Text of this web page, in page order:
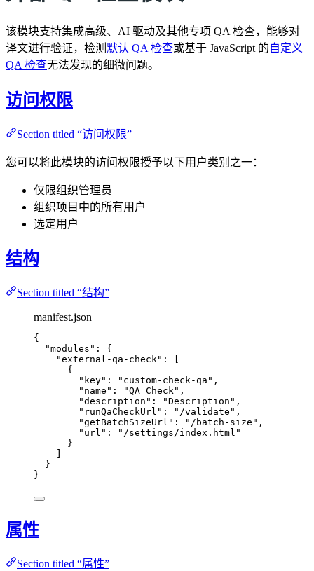
该模块支持集成高级、AI 驱动及其他专项 QA 检查，能够对
译文进行验证，检测 默认 QA 检查或基于 JavaScript 的自定义
QA 检查无法发现的细微问题。
访问权限
Section titled “访问权限”
您可以将此模块的访问权限授予以下用户类别之一：
仅限组织管理员
组织项目中的所有用户
选定用户
结构
Section titled “结构”
manifest.json
{
"modules" : {
"external-qa-check" : [
{
"key" : " custom-check-qa " ,
"name" : "QA Check" ,
"description" : "Description " ,
"runQaCheckUrl" : " /validate " ,
"getBatchSizeUrl" : " /batch-size " ,
"url" : " /settings/index.html "
}
}
}
属性
Section titled “属性”